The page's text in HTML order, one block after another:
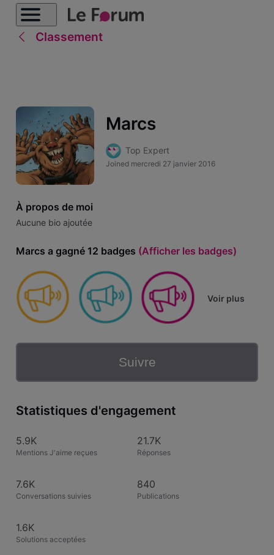
Classement
Marcs
Top Expert
Joined mercredi 27 janvier 2016
À propos de moi
Aucune bio ajoutée
Marcs a gagné 12 badges (Afficher les badges)
Voir plus
Suivre
Statistiques d'engagement
5.9K
Mentions J'aime reçues
21.7K
Réponses
7.6K
Conversations suivies
840
Publications
1.6K
Solutions acceptées